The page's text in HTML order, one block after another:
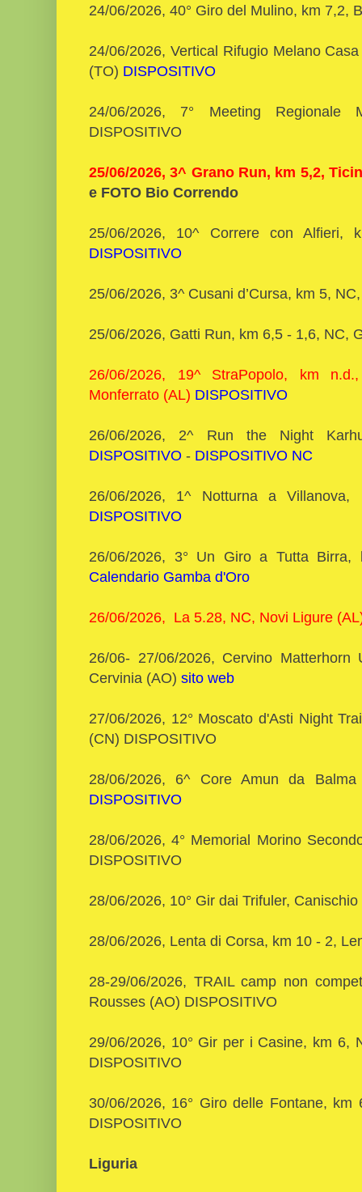
24/06/2026, 40° Giro del Mulino, km 7,2,
24/06/2026, Vertical Rifugio Melano
(TO) DISPOSITIVO
24/06/2026, 7° Meeting Regionale
DISPOSITIVO
25/06/2026, 3^ Grano Run, km 5,2,
e FOTO Bio Correndo
25/06/2026, 10^ Correre con Alfieri,
DISPOSITIVO
25/06/2026, 3^ Cusani d’Cursa, km 5,
25/06/2026, Gatti Run, km 6,5 - 1,6, NC,
26/06/2026, 19^ StraPopolo, km
Monferrato (AL) DISPOSITIVO
26/06/2026, 2^ Run the Night
DISPOSITIVO - DISPOSITIVO NC
26/06/2026, 1^ Notturna a
DISPOSITIVO
26/06/2026, 3° Un Giro a Tutta
Calendario Gamba d'Oro
26/06/2026, La 5.28, NC, Novi Ligure
26/06- 27/06/2026, Cervino
Cervinia (AO) sito web
27/06/2026, 12° Moscato d'Asti Night
(CN) DISPOSITIVO
28/06/2026, 6^ Core Amun da
DISPOSITIVO
28/06/2026, 4° Memorial Morino
DISPOSITIVO
28/06/2026, 10° Gir dai Trifuler,
28/06/2026, Lenta di Corsa, km 10 - 2,
28-29/06/2026, TRAIL camp non
Rousses (AO) DISPOSITIVO
29/06/2026, 10° Gir per i Casine, km 6,
DISPOSITIVO
30/06/2026, 16° Giro delle Fontane,
DISPOSITIVO
Liguria